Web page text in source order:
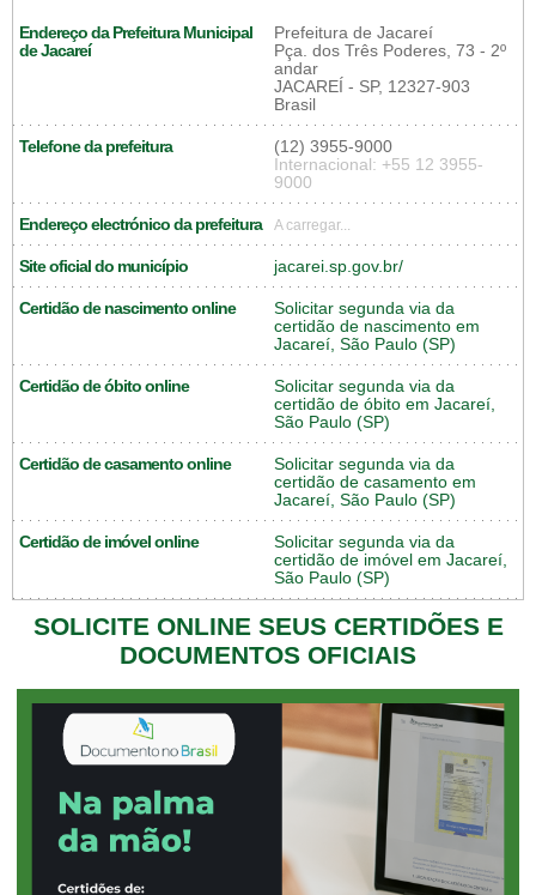
Endereço da Prefeitura Municipal
de Jacareí
Prefeitura de Jacareí
Pça. dos Três Poderes, 73 - 2º
andar
JACAREÍ - SP, 12327-903
Brasil
Telefone da prefeitura
(12) 3955-9000
Internacional: +55 12 3955-
9000
Endereço electrónico da prefeitura A carregar...
Site oficial do município jacarei.sp.gov.br/
Certidão de nascimento online
Solicitar segunda via da
certidão de nascimento em
Jacareí, São Paulo (SP)
Certidão de óbito online
Solicitar segunda via da
certidão de óbito em Jacareí,
São Paulo (SP)
Certidão de casamento online
Solicitar segunda via da
certidão de casamento em
Jacareí, São Paulo (SP)
Certidão de imóvel online
Solicitar segunda via da
certidão de imóvel em Jacareí,
São Paulo (SP)
SOLICITE ONLINE SEUS CERTIDÕES E
DOCUMENTOS OFICIAIS